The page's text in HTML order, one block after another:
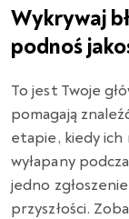
Wykrywaj
podnoś
To jest Twoje
pomagają
etapie, kiedy ich
wyłapany
jedno
przyszłości.